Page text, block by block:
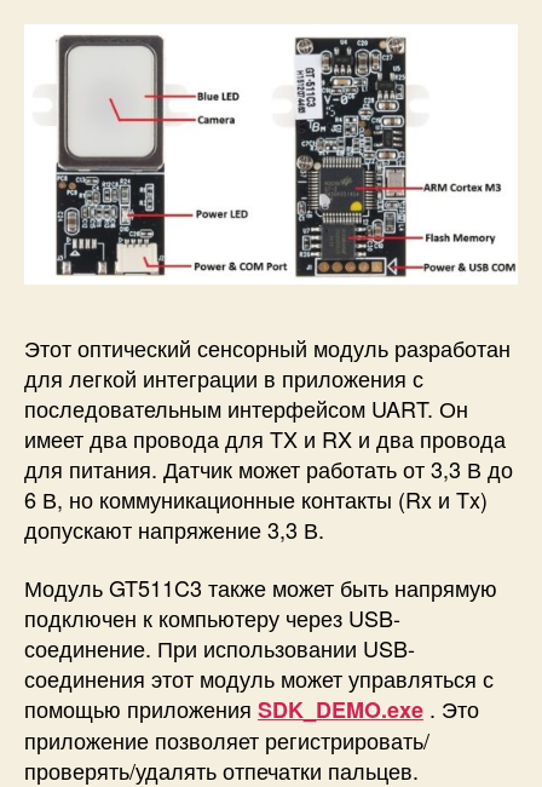
Этот оптический сенсорный модуль разработан
для легкой интеграции в приложения с
последовательным интерфейсом UART. Он
имеет два провода для TX и RX и два провода
для питания. Датчик может работать от 3,3 В до
6 В, но коммуникационные контакты (Rx и Tx)
допускают напряжение 3,3 В.
Модуль GT511C3 также может быть напрямую
подключен к компьютеру через USB-
соединение. При использовании USB-
соединения этот модуль может управляться с
помощью приложения SDK_DEMO.exe . Это
приложение позволяет регистрировать/
проверять/удалять отпечатки пальцев.